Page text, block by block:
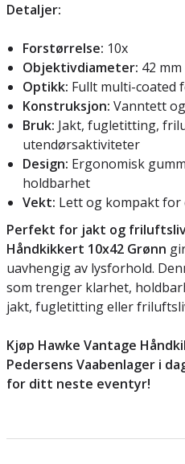
Detaljer:
Forstørrelse: 10x
Objektivdiameter: 42 mm
Optikk: Fullt multi-coated
Konstruksjon: Vanntett
Bruk: Jakt, fugletitting,
utendørsaktiviteter
Design: Ergonomisk
holdbarhet
Vekt: Lett og kompakt
Perfekt for jakt og
Håndkikkert 10x42 Grønn
uavhengig av lysforhold.
som trenger klarhet,
jakt, fugletitting eller
Kjøp Hawke Vantage
Pedersens Vaabenlager i
for ditt neste eventyr!